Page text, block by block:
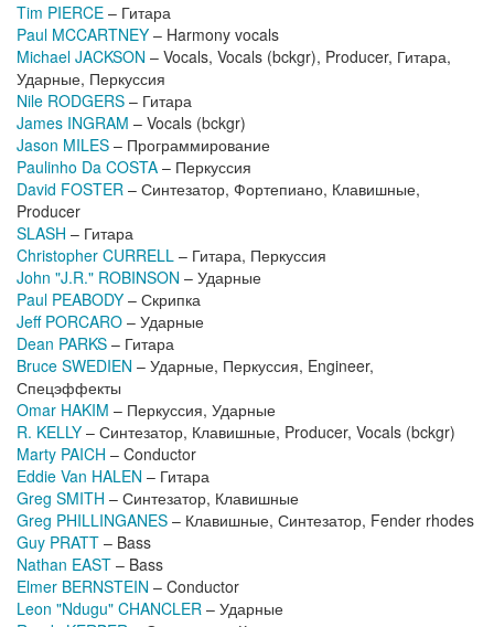
Tim PIERCE – Гитара
Paul MCCARTNEY – Harmony vocals
Michael JACKSON – Vocals, Vocals (bckgr), Producer, Гитара,
Ударные, Перкуссия
Nile RODGERS – Гитара
James INGRAM – Vocals (bckgr)
Jason MILES – Программирование
Paulinho Da COSTA – Перкуссия
David FOSTER – Синтезатор, Фортепиано, Клавишные,
Producer
SLASH – Гитара
Christopher CURRELL – Гитара, Перкуссия
John "J.R." ROBINSON – Ударные
Paul PEABODY – Скрипка
Jeff PORCARO – Ударные
Dean PARKS – Гитара
Bruce SWEDIEN – Ударные, Перкуссия, Engineer,
Спецэффекты
Omar HAKIM – Перкуссия, Ударные
R. KELLY – Синтезатор, Клавишные, Producer, Vocals (bckgr)
Marty PAICH – Conductor
Eddie Van HALEN – Гитара
Greg SMITH – Синтезатор, Клавишные
Greg PHILLINGANES – Клавишные, Синтезатор, Fender rhodes
Guy PRATT – Bass
Nathan EAST – Bass
Elmer BERNSTEIN – Conductor
Leon "Ndugu" CHANCLER – Ударные